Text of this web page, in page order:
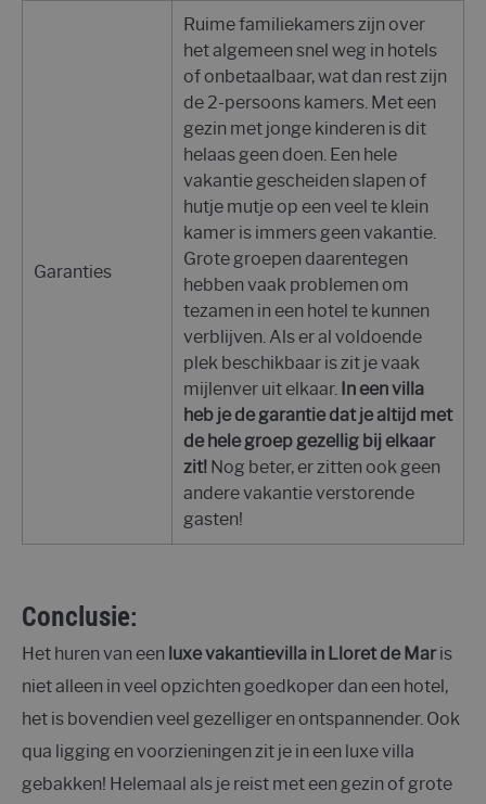
Garanties
Ruime familiekamers zijn over
het algemeen snel weg in hotels
of onbetaalbaar, wat dan rest zijn
de 2-persoons kamers. Met een
gezin met jonge kinderen is dit
helaas geen doen. Een hele
vakantie gescheiden slapen of
hutje mutje op een veel te klein
kamer is immers geen vakantie.
Grote groepen daarentegen
hebben vaak problemen om
tezamen in een hotel te kunnen
verblijven. Als er al voldoende
plek beschikbaar is zit je vaak
mijlenver uit elkaar. In een villa
heb je de garantie dat je altijd met
de hele groep gezellig bij elkaar
zit! Nog beter, er zitten ook geen
andere vakantie verstorende
gasten!
Conclusie:
Het huren van een luxe vakantievilla in Lloret de Maris
niet alleen in veel opzichten goedkoper dan een hotel,
het is bovendien veel gezelliger en ontspannender. Ook
qua ligging en voorzieningen zit je in een luxe villa
gebakken! Helemaal als je reist met een gezin of grote